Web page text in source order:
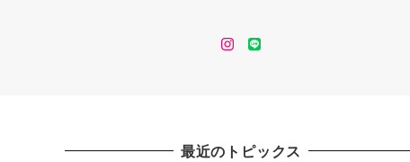
instagram
line
最近のトピックス